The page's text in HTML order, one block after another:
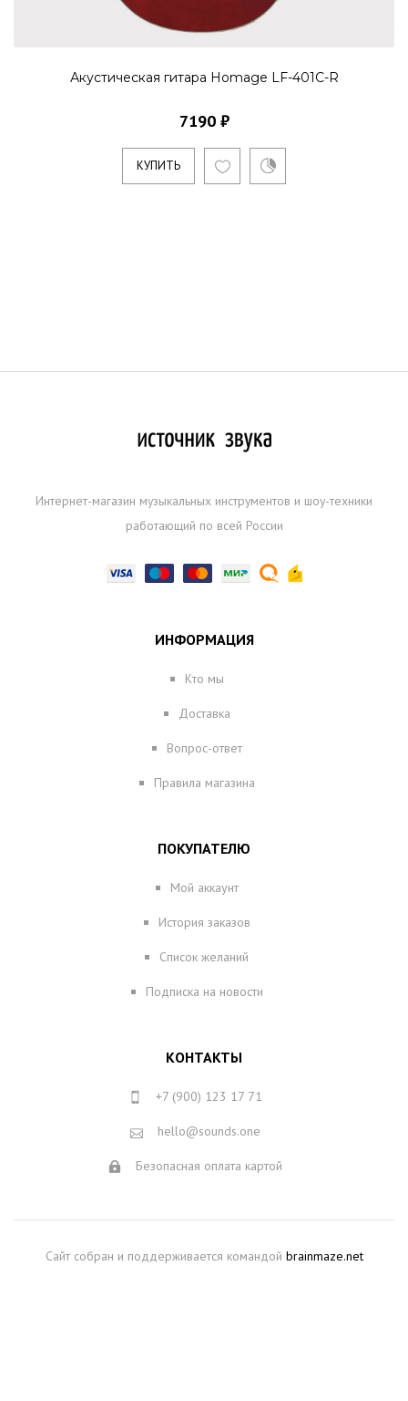
Акустическая гитара Homage LF-401C-R
7190 ₽
КУПИТЬ
Интернет-магазин музыкальных инструментов и шоу-техники
работающий по всей России
ИНФОРМАЦИЯ
Кто мы
Доставка
Вопрос-ответ
Правила магазина
ПОКУПАТЕЛЮ
Мой аккаунт
История заказов
Список желаний
Подписка на новости
КОНТАКТЫ
+7 (900) 123 17 71
hello@sounds.one
Безопасная оплата картой
Сайт собран и поддерживается командой brainmaze.net